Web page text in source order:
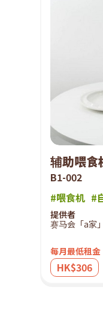
辅助喂食
B1-002
#喂食机 #
提供者
赛马会「a家
每月最低租金
HK$306